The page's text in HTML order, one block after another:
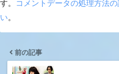
す。
コメントデータの処理方法
い。
前の記事